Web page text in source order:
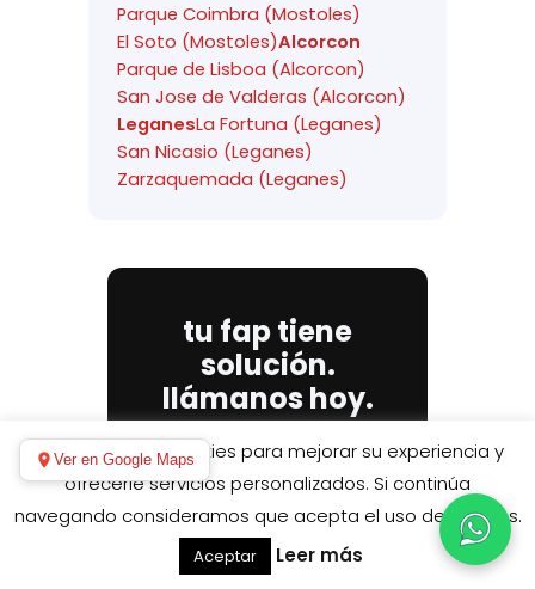
Parque Coimbra (Mostoles)
El Soto (Mostoles)Alcorcon
Parque de Lisboa (Alcorcon)
San Jose de Valderas (Alcorcon)
LeganesLa Fortuna (Leganes)
San Nicasio (Leganes)
Zarzaquemada (Leganes)
tu fap tiene
solución.
llámanos hoy.
Hacemos el diagnóstico. El
presupuesto, sin
compromiso. Y la limpieza,
con garantía por escrito.
Cuéntanos qué le pasa a tu
coche y te decimos
Este sitio utiliza cookies para mejorar su experiencia y
ofrecerle servicios personalizados. Si continúa
navegando consideramos que acepta el uso de cookies.
Aceptar Leer más
Ver en Google Maps